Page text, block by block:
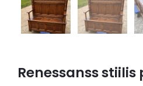
Renessanss